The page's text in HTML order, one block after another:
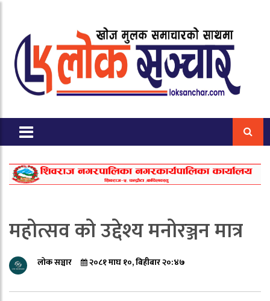
महोत्सव को उद्देश्य मनोरञ्जन मात्र
लोक सञ्चार २०८१ माघ १०, बिहीबार २०:४७